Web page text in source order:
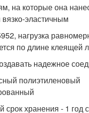
на которые она
эластичным
нагрузка
по длине клеящей
надежное
полиэтиленовый
срок хранения - 1 год